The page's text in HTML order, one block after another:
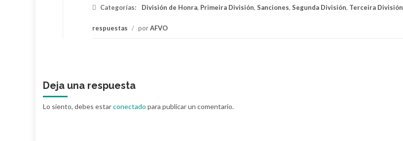
Categorías: División de Honra, Primeira División, Sanciones, Segunda División, Terceira División
respuestas / porAFVO
Deja una respuesta
Lo siento, debes estarconectado para publicar un comentario.